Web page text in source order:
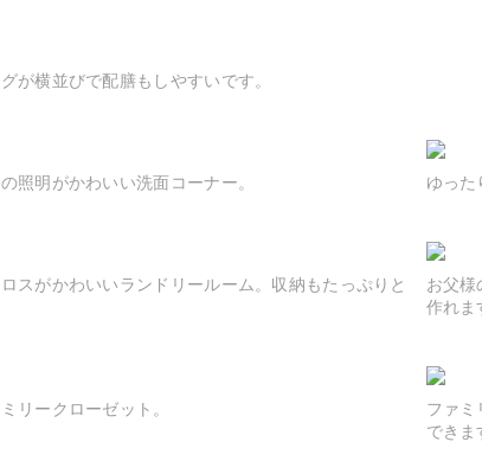
が横並びで配膳もしやすいです。
照明がかわいい洗面コーナー。 ゆった
スがかわいいランドリールーム。収納もたっぷりと
お父様
作れま
リークローゼット。
ファミ
できま